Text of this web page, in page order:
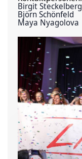
Birgit Steckelberg
Björn Schönfeld
Maya Nyagolova